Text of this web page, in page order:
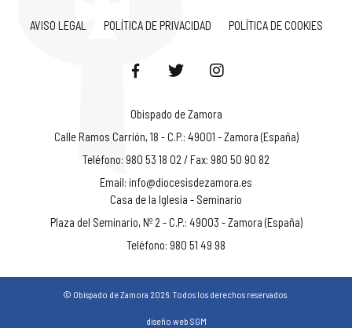
AVISO LEGAL POLÍTICA DE PRIVACIDAD POLÍTICA DE COOKIES
Obispado de Zamora
Calle Ramos Carrión, 18 - C.P.: 49001 - Zamora (España)
Teléfono: 980 53 18 02 / Fax: 980 50 90 82
Email: info@diocesisdezamora.es
Casa de la Iglesia - Seminario
Plaza del Seminario, Nº 2 - C.P.: 49003 - Zamora (España)
Teléfono: 980 51 49 98
© Obispado de Zamora 2026. Todos los derechos reservados.
diseño web SGM